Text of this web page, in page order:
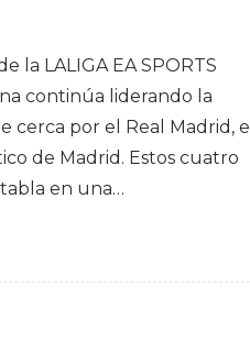
la LALIGA EA SPORTS
continúa liderando la
cerca por el Real Madrid, el
de Madrid. Estos cuatro
en una…